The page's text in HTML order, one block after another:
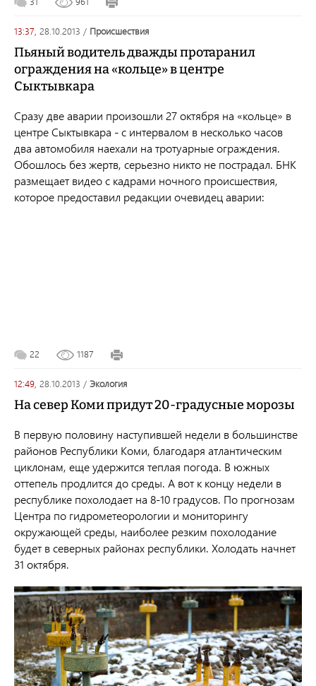
13:37, 28.10.2013 / происшествия
Пьяный водитель дважды протаранил
ограждения на «кольце» в центре
Сыктывкара
Сразу две аварии произошли 27 октября на «кольце» в
центре Сыктывкара - с интервалом в несколько часов
два автомобиля наехали на тротуарные ограждения.
Обошлось без жертв, серьезно никто не пострадал. БНК
размещает видео с кадрами ночного происшествия,
которое предоставил редакции очевидец аварии:
22 1187
12:49, 28.10.2013 / экология
На север Коми придут 20-градусные морозы
В первую половину наступившей недели в большинстве
районов Республики Коми, благодаря атлантическим
циклонам, еще удержится теплая погода. В южных
оттепель продлится до среды. А вот к концу недели в
республике похолодает на 8-10 градусов. По прогнозам
Центра по гидрометеорологии и мониторингу
окружающей среды, наиболее резким похолодание
будет в северных районах республики. Холодать начнет
31 октября.